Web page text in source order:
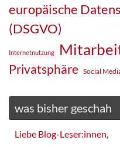
europäische
(DSGVO)
Internetnutzung
Privatsphäre Social
was bisher geschah
Liebe Blog-Leser:innen,